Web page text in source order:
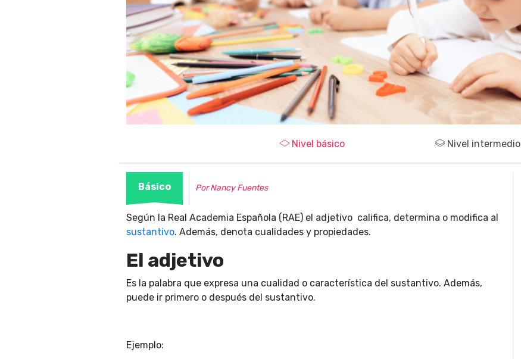
Nivel básico Nivel intermedio
Básico Por Nancy Fuentes
Según la Real Academia Española (RAE) el adjetivo califica, determina o modifica al
sustantivo. Además, denota cualidades y propiedades.
El adjetivo
Es la palabra que expresa una cualidad o característica del sustantivo. Además,
puede ir primero o después del sustantivo.
Ejemplo: